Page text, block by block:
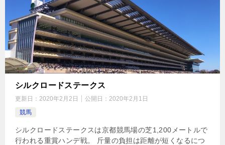
シルクロードステークス
更新日： 2020年2月2日 公開日： 2020年2月1日
競馬
シルクロードステークスは京都競馬場の芝1,200メートルで
行われる重賞ハンデ戦。 斤量の負担は距離が短くなるにつ